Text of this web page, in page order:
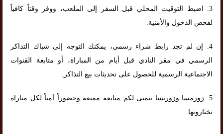
3. اضبط التوقيت المحلي قبل السفر إلى الملعب، ووفر وقتاً كافياً
لفحص الدخول والأمنية.
4. إن لم تجد رابط شراء رسمي، يمكنك التوجه إلى شباك التذاكر
الرسمي في مقر النادي قبل أيام من المباراة، أو متابعة القنوات
الاجتماعية الرسمية للحصول على تحديثات بيع التذاكر.
5. زورمسا وزورنسا تتمنى لكم متابعة ممتعة وحضوراً آمناً لكل مباراة
تختارونها.